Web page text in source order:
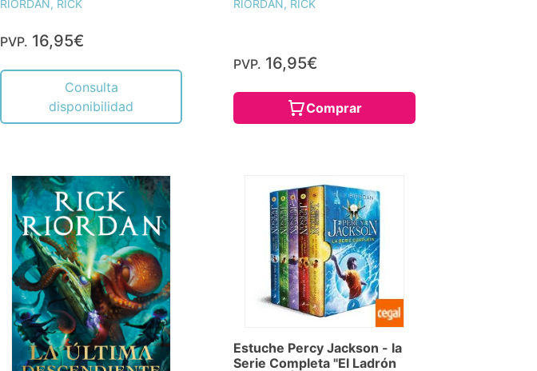
RIORDAN, RICK
PVP. 16,95€
Consulta
disponibilidad
RIORDAN, RICK
PVP. 16,95€
Comprar
Estuche Percy Jackson - la
Serie Completa "El Ladrón